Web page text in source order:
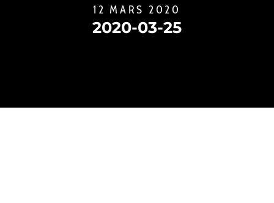
12 MARS 2020
2020-03-25